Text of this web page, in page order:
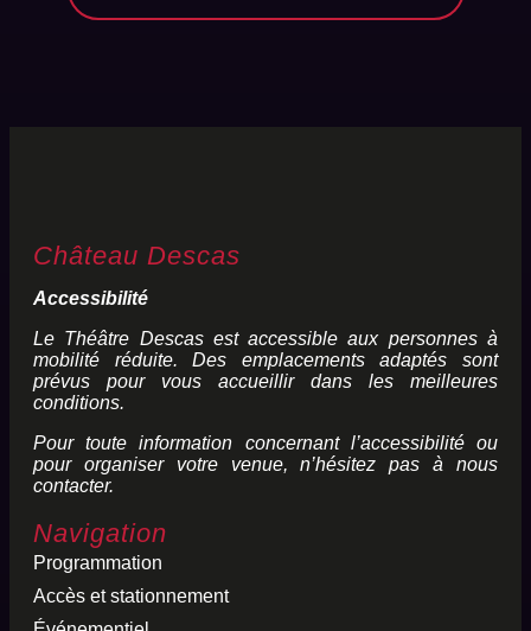
Château Descas
Accessibilité
Le Théâtre Descas est accessible aux personnes à
mobilité réduite. Des emplacements adaptés sont
prévus pour vous accueillir dans les meilleures
conditions.
Pour toute information concernant l’accessibilité ou
pour organiser votre venue, n’hésitez pas à nous
contacter.
Navigation
Programmation
Accès et stationnement